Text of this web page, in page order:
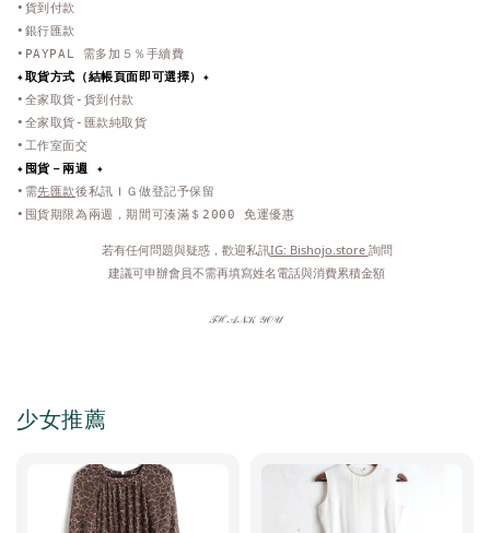
•貨到付款
•銀行匯款
•PAYPAL 需多加５％手續費
✦取貨方式 （結帳頁面即可選擇） ✦
•全家取貨-貨到付款
•全家取貨-匯款純取貨
•工作室面交
✦ 囤貨－兩週 ✦
•需先匯款後私訊ＩＧ做登記予保留
•囤貨期限為兩週，期間可湊滿＄2000 免運優惠
若有任何問題與疑惑，歡迎私訊IG: Bishojo.store 詢問
建議可申辦會員不需再填寫姓名電話與消費累積金額
𝒯ℋ𝒜𝒩𝒦 𝒴𝒪𝒰
少女推薦